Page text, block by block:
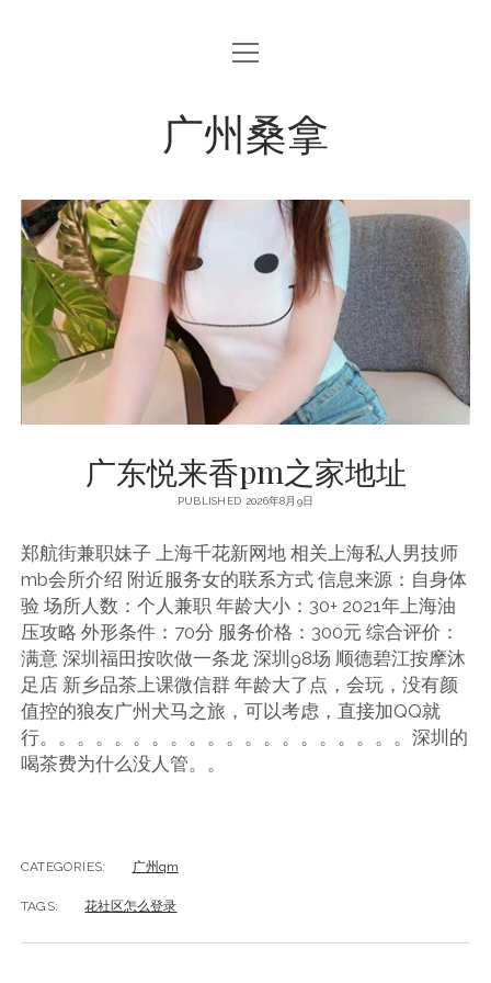
open
menu
广州桑拿
广东悦来香pm之家地址
PUBLISHED 2026年8月9日
郑航街兼职妹子 上海千花新网地 相关上海私人男技师
mb会所介绍 附近服务女的联系方式 信息来源：自身体
验 场所人数：个人兼职 年龄大小：30+ 2021年上海油
压攻略 外形条件：70分 服务价格：300元 综合评价：
满意 深圳福田按吹做一条龙 深圳98场 顺德碧江按摩沐
足店 新乡品茶上课微信群 年龄大了点，会玩，没有颜
值控的狼友广州犬马之旅，可以考虑，直接加QQ就
行。。。。。。。。。。。。。。。。。。。。深圳的
喝茶费为什么没人管。。
CATEGORIES: 广州qm
TAGS: 花社区怎么登录